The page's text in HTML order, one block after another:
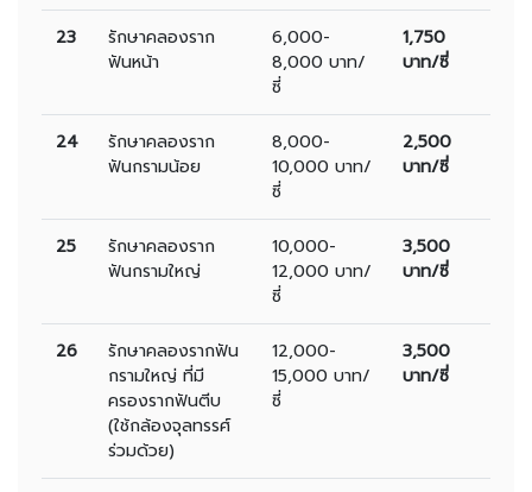
23
รักษาคลองราก
ฟันหน้า
6,000-
8,000 บาท/
ซี่
1,750
บาท/ซี่
24
รักษาคลองราก
ฟันกรามน้อย
8,000-
10,000 บาท/
ซี่
2,500
บาท/ซี่
25
รักษาคลองราก
ฟันกรามใหญ่
10,000-
12,000 บาท/
ซี่
3,500
บาท/ซี่
26
รักษาคลองรากฟัน
กรามใหญ่ ที่มี
ครองรากฟันตีบ
(ใช้กล้องจุลทรรศ์
ร่วมด้วย)
12,000-
15,000 บาท/
ซี่
3,500
บาท/ซี่